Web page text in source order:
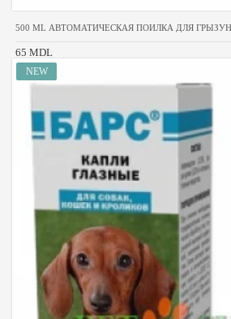
500 ML АВТОМАТИЧЕСКАЯ ПОИЛКА ДЛЯ
65 MDL